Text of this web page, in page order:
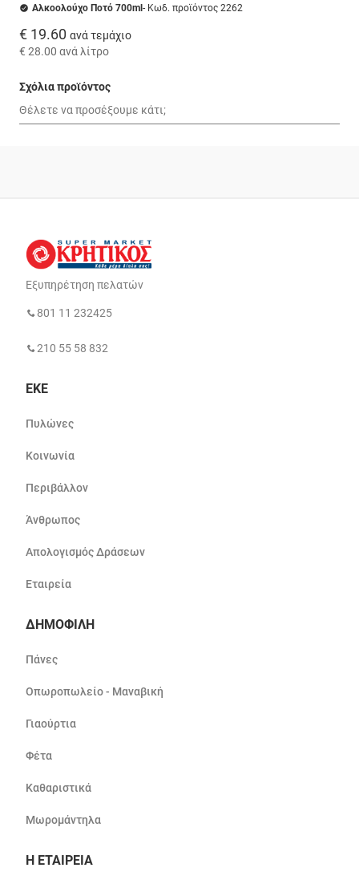
Αλκοολούχο Ποτό 700ml - Κωδ. προϊόντος 2262
€ 19.60 ανά τεμάχιο
€ 28.00 ανά λίτρο
Σχόλια προϊόντος
Εξυπηρέτηση πελατών
801 11 232425
210 55 58 832
ΕΚΕ
Πυλώνες
Κοινωνία
Περιβάλλον
Άνθρωπος
Απολογισμός Δράσεων
Εταιρεία
ΔΗΜΟΦΙΛΗ
Πάνες
Οπωροπωλείο - Μαναβική
Γιαούρτια
Φέτα
Καθαριστικά
Μωρομάντηλα
Η ΕΤΑΙΡΕΙΑ